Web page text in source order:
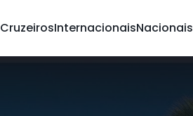
CruzeirosInternacionaisNacionais